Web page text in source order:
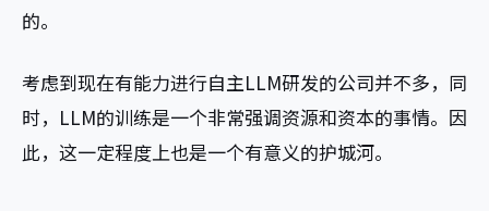
的。
考虑到现在有能力进行自主LLM研发的公司并不多，同
时，LLM的训练是一个非常强调资源和资本的事情。因
此，这一定程度上也是一个有意义的护城河。